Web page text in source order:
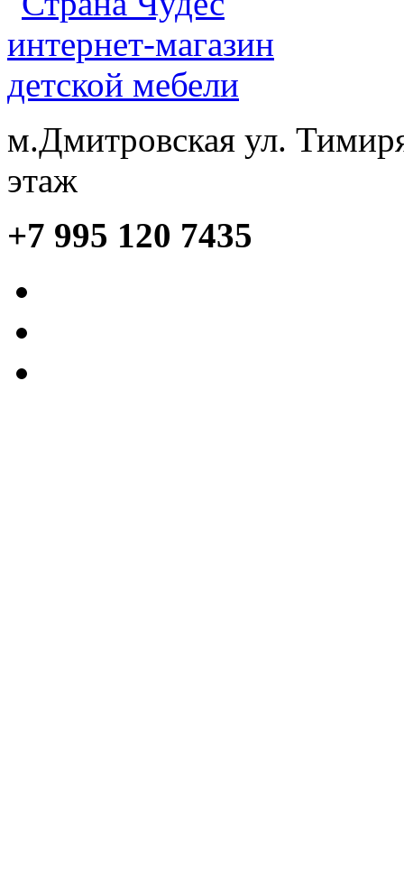
м.Дмитровская ул.
этаж
+7 995 120 7435